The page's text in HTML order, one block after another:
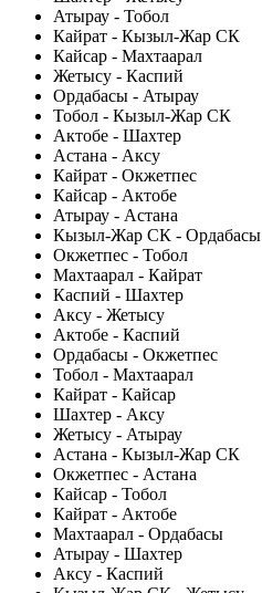
Атырау - Тобол
Кайрат - Кызыл-Жар СК
Кайсар - Махтаарал
Жетысу - Каспий
Ордабасы - Атырау
Тобол - Кызыл-Жар СК
Актобе - Шахтер
Астана - Аксу
Кайрат - Окжетпес
Кайсар - Актобе
Атырау - Астана
Кызыл-Жар СК - Ордабасы
Окжетпес - Тобол
Махтаарал - Кайрат
Каспий - Шахтер
Аксу - Жетысу
Актобе - Каспий
Ордабасы - Окжетпес
Тобол - Махтаарал
Кайрат - Кайсар
Шахтер - Аксу
Жетысу - Атырау
Астана - Кызыл-Жар СК
Окжетпес - Астана
Кайсар - Тобол
Кайрат - Актобе
Махтаарал - Ордабасы
Атырау - Шахтер
Аксу - Каспий